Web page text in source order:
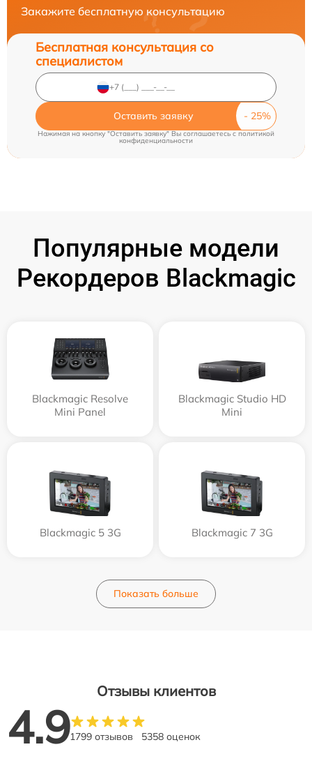
Закажите бесплатную консультацию
Бесплатная консультация со
специалистом
Оставить заявку
Нажимая на кнопку "Оставить заявку" Вы соглашаетесь cполитикой
конфиденциальности
Популярные модели
Рекордеров Blackmagic
Blackmagic Resolve
Mini Panel
Blackmagic Studio HD
Mini
Blackmagic 5 3G Blackmagic 7 3G
Показать больше
Отзывы клиентов
4.91799 отзывов 5358 оценок